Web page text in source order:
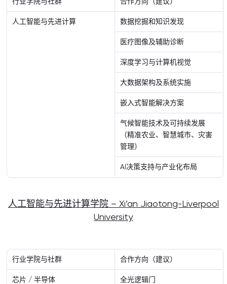
关于我们
人工智能与先进计算 数据挖掘和知识发现
医疗图像及辅助诊断
深度学习与计算机视觉
大数据架构及系统实施
嵌入式智能解决方案
气候智能技术及可持续发展
（精准农业、智慧城市、灾害
管理）
AI决策支持与产业化布局
人工智能与先进计算学院 – Xi’an Jiaotong-Liverpool
University
行业学院与社群 合作方向（建议）
芯片 / 半导体 全光逻辑门